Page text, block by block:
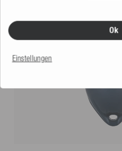
Ok
Einstellungen